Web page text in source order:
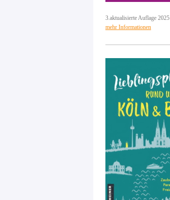
3.aktualisierte Auflage 2025
mehr Informationen